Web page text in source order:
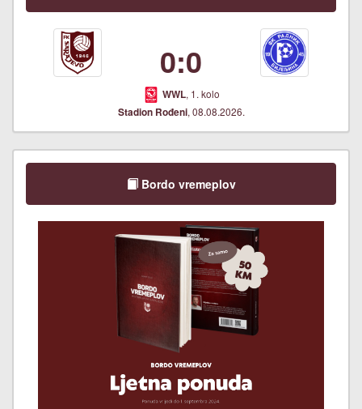
0:0
WWL, 1. kolo
Stadion Rođeni, 08.08.2026.
Bordo vremeplov